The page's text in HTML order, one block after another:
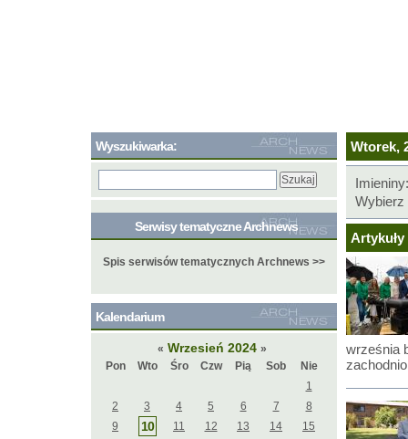
Wtorek,
Wybierz
września
Wyszukiwarka:
Serwisy tematyczne Archnews
Spis serwisów tematycznych Archnews >>
Kalendarium
« Wrzesień 2024 »
Pon
Wto Śro Czw Pią Sob
Nie
1
2
3 4 5 6 7
8
9
10 11 12 13 14
15